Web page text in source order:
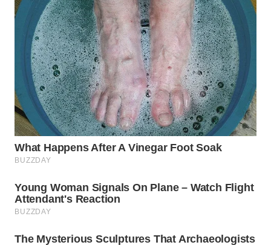
WN
KARAWANG
WN
BEKASI
WN
BOGOR
WN
WN
TAPANULI